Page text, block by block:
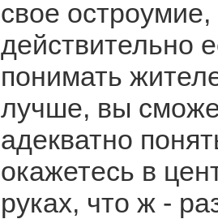
свое
действительно
понимать
лучше, вы
адекватно
окажетесь в
руках, что ж -